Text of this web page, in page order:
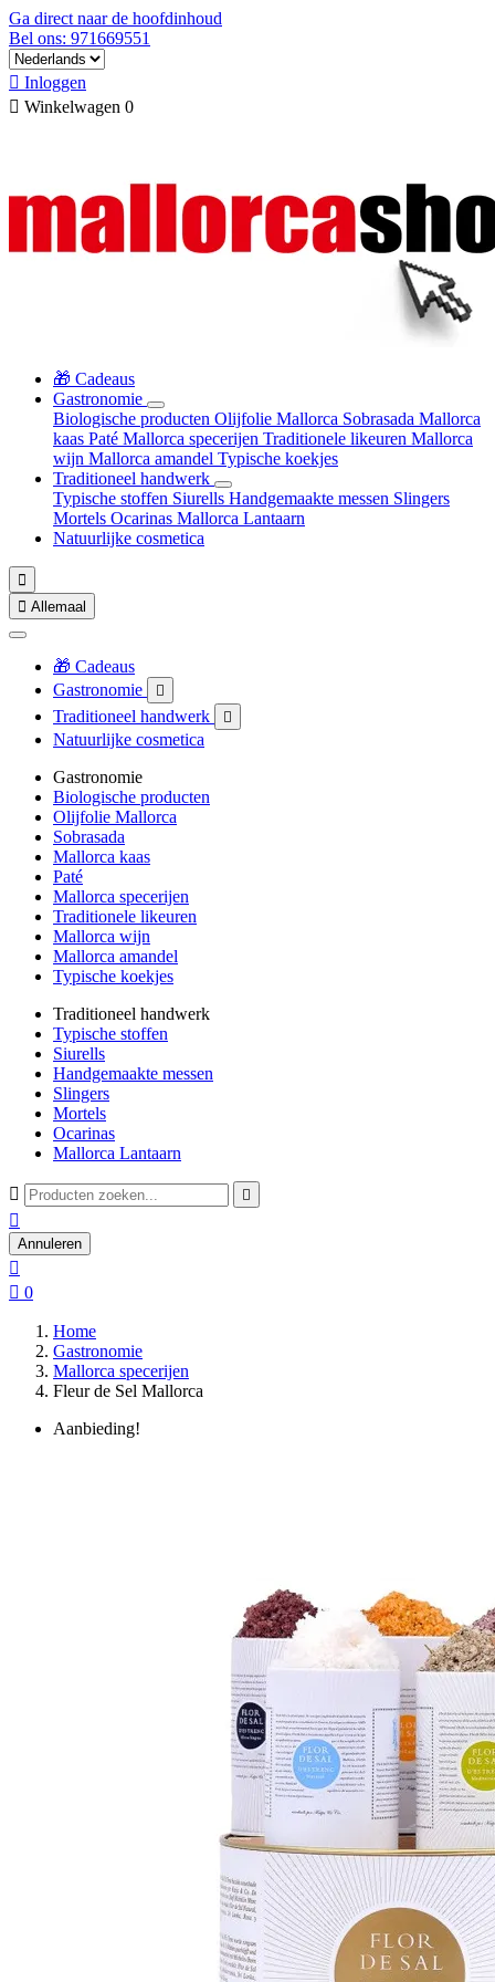
Ga direct naar de hoofdinhoud
Bel ons: 971669551
 Inloggen
 Winkelwagen 0
🎁 Cadeaus
Gastronomie
Biologische producten Olijfolie Mallorca Sobrasada Mallorca
kaas Paté Mallorca specerijen Traditionele likeuren Mallorca
wijn Mallorca amandel Typische koekjes
Traditioneel handwerk
Typische stoffen Siurells Handgemaakte messen Slingers
Mortels Ocarinas Mallorca Lantaarn
Natuurlijke cosmetica

 Allemaal
🎁 Cadeaus
Gastronomie

Traditioneel handwerk 
Natuurlijke cosmetica
Gastronomie
Biologische producten
Olijfolie Mallorca
Sobrasada
Mallorca kaas
Paté
Mallorca specerijen
Traditionele likeuren
Mallorca wijn
Mallorca amandel
Typische koekjes
Traditioneel handwerk
Typische stoffen
Siurells
Handgemaakte messen
Slingers
Mortels
Ocarinas
Mallorca Lantaarn
 

Annuleren

 0
Home
Gastronomie
Mallorca specerijen
Fleur de Sel Mallorca
Aanbieding!